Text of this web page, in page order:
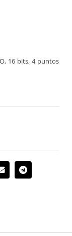
16 bits, 4 puntos